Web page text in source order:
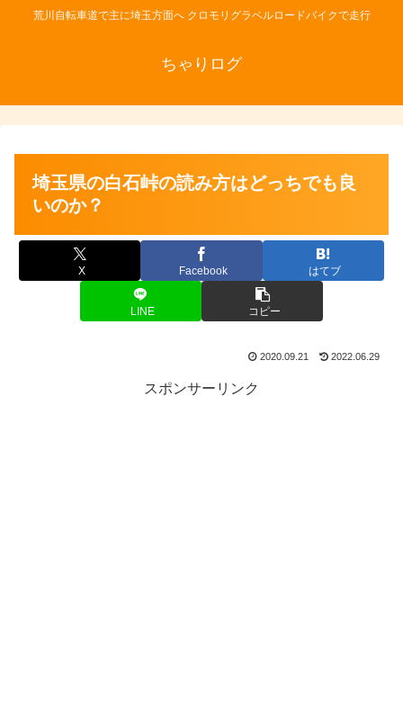
荒川自転車道で主に埼玉方面へ クロモリグラベルロードバイクで走行
ちゃりログ
埼玉県の白石峠の読み方はどっちでも良
いのか？
X Facebook はてブ
LINE コピー
2020.09.21 2022.06.29
スポンサーリンク